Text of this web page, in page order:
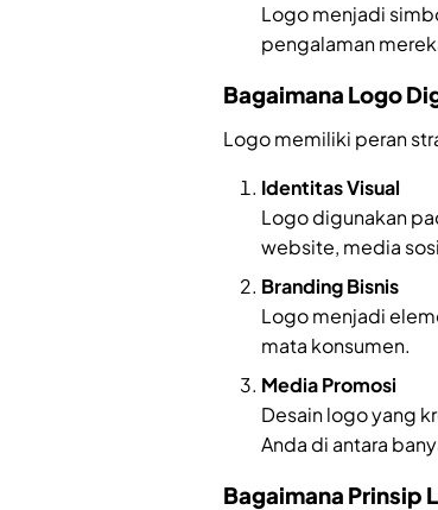
Logo menjadi
pengalaman
Bagaimana Logo
Logo memiliki peran
Identitas Visual
Logo digunakan
website, media
Branding Bisnis
Logo menjadi
mata konsumen.
Media Promosi
Desain logo yang
Anda di antara
Bagaimana Prinsip